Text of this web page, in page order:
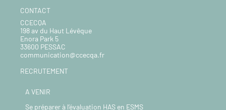
CONTACT
CCECQA
198 av du Haut Lévêque
Enora Park 5
33600 PESSAC
communication@ccecqa.fr
RECRUTEMENT
A VENIR
Se préparer à l’évaluation HAS en ESMS